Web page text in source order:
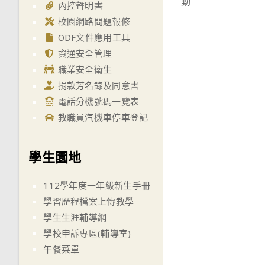
articles
內控聲明書
校園網路問題報修
ODF文件應用工具
資通安全管理
職業安全衛生
捐款芳名錄及同意書
電話分機號碼一覽表
教職員汽機車停車登記
學生園地
112學年度一年級新生手冊
學習歷程檔案上傳教學
學生生涯輔導網
學校申訴專區(輔導室)
午餐菜單